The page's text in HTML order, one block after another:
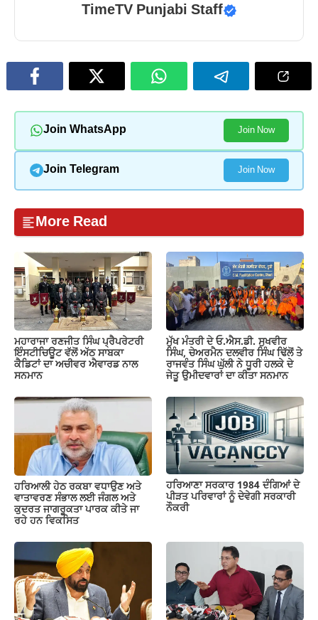
TimeTV Punjabi Staff
Join WhatsApp Join Now
Join Telegram Join Now
More Read
ਮਹਾਰਾਜਾ ਰਣਜੀਤ ਸਿੰਘ ਪ੍ਰੈਪਰੇਟਰੀ
ਇੰਸਟੀਚਿਊਟ ਵੱਲੋਂ ਅੱਠ ਸਾਬਕਾ
ਕੈਡਿਟਾਂ ਦਾ ਅਚੀਵਰ ਐਵਾਰਡ ਨਾਲ
ਸਨਮਾਨ
ਮੁੱਖ ਮੰਤਰੀ ਦੇ ਓ.ਐਸ.ਡੀ. ਸੁਖਵੀਰ
ਸਿੰਘ, ਚੇਅਰਮੈਨ ਦਲਵੀਰ ਸਿੰਘ ਢਿੱਲੋਂ ਤੇ
ਰਾਜਵੰਤ ਸਿੰਘ ਘੁੱਲੀ ਨੇ ਧੂਰੀ ਹਲਕੇ ਦੇ
ਜੇਤੂ ਉਮੀਦਵਾਰਾਂ ਦਾ ਕੀਤਾ ਸਨਮਾਨ
ਹਰਿਆਲੀ ਹੇਠ ਰਕਬਾ ਵਧਾਉਣ ਅਤੇ
ਵਾਤਾਵਰਣ ਸੰਭਾਲ ਲਈ ਜੰਗਲ ਅਤੇ
ਕੁਦਰਤ ਜਾਗਰੂਕਤਾ ਪਾਰਕ ਕੀਤੇ ਜਾ
ਰਹੇ ਹਨ ਵਿਕਸਿਤ
ਹਰਿਆਣਾ ਸਰਕਾਰ 1984 ਦੰਗਿਆਂ ਦੇ
ਪੀੜਤ ਪਰਿਵਾਰਾਂ ਨੂੰ ਦੇਵੇਗੀ ਸਰਕਾਰੀ
ਨੌਕਰੀ